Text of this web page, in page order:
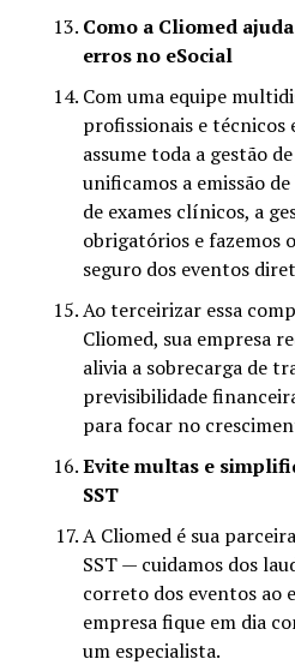
Como a Cliomed
erros no eSocial
Com uma equipe
profissionais e técnicos
assume toda a gestão
unificamos a emissão
de exames clínicos, a
obrigatórios e fazemos
seguro dos eventos
Ao terceirizar essa
Cliomed, sua empresa
alivia a sobrecarga de
previsibilidade
para focar no
Evite multas e
SST
A Cliomed é sua
SST — cuidamos dos
correto dos eventos ao
empresa fique em dia
um especialista.